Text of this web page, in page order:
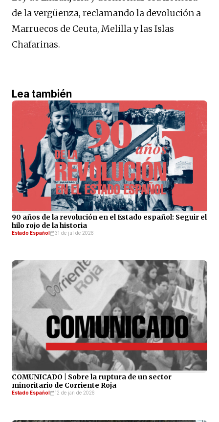
de la vergüenza, reclamando la devolución a
Marruecos de Ceuta, Melilla y las Islas
Chafarinas.
Lea también
90 años de la revolución en el Estado español: Seguir el
hilo rojo de la historia
Estado Español 31 de jul de 2026
COMUNICADO | Sobre la ruptura de un sector
minoritario de Corriente Roja
Estado Español 12 de jan de 2026